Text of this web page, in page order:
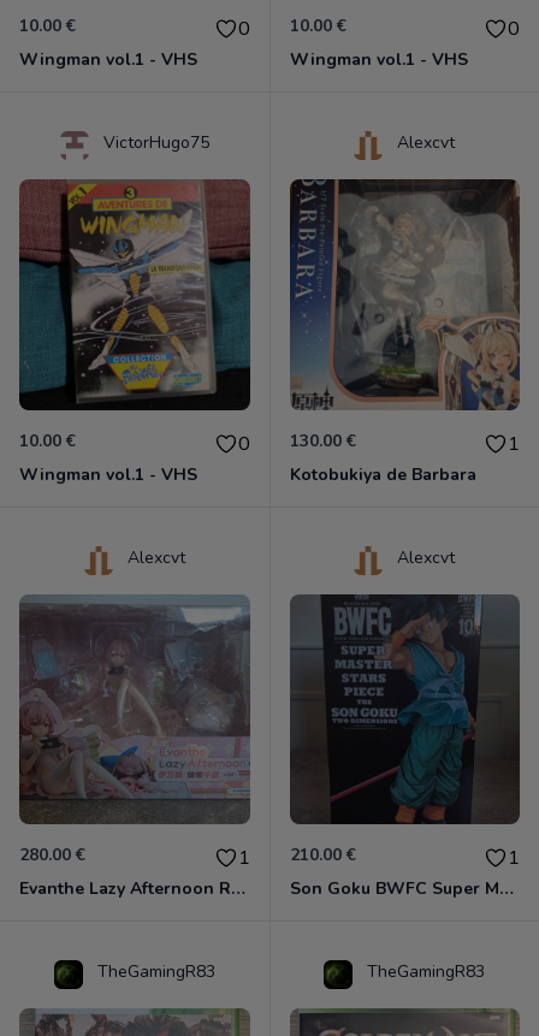
10.00 € 0
Wingman vol.1 - VHS
10.00 € 0
Wingman vol.1 - VHS
VictorHugo75
10.00 € 0
Wingman vol.1 - VHS
Alexcvt
130.00 € 1
Kotobukiya de Barbara
Alexcvt
280.00 € 1
Evanthe Lazy Afternoon Red Pride of Eden
Alexcvt
210.00 € 1
Son Goku BWFC Super Master Stars
TheGamingR83 TheGamingR83